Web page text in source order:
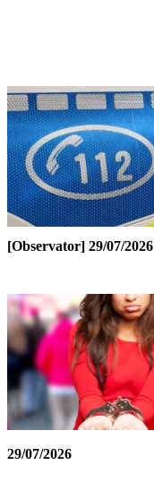
[Observator] 29/07/2026
29/07/2026